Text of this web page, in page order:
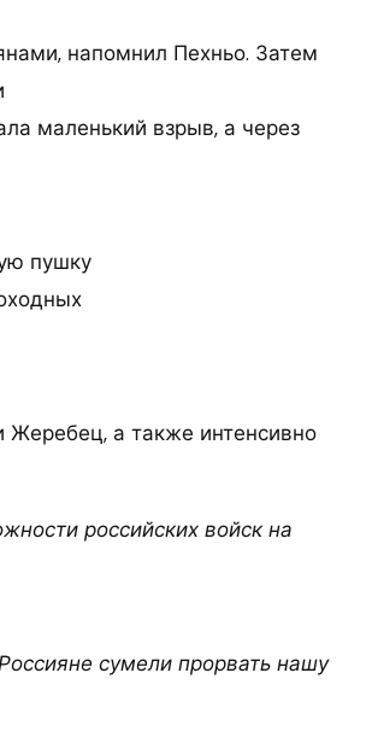
напомнил Пехньо. Затем
маленький взрыв, а через
пушку
Жеребец, а также интенсивно
российских войск на
сумели прорвать нашу